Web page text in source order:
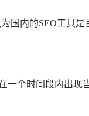
国内的SEO工具
一个时间段内出现